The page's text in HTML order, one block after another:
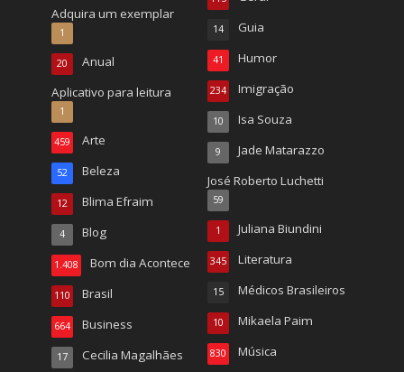
Adquira um exemplar
1
Anual
20
Aplicativo para leitura
1
Arte
459
Beleza
52
Blima Efraim
12
Blog
4
Bom dia Acontece
1.408
Brasil
110
Business
664
Cecilia Magalhães
17
Guia
14
Humor
41
Imigração
234
Isa Souza
10
Jade Matarazzo
9
José Roberto Luchetti
59
Juliana Biundini
1
Literatura
345
Médicos Brasileiros
15
Mikaela Paim
10
Música
830